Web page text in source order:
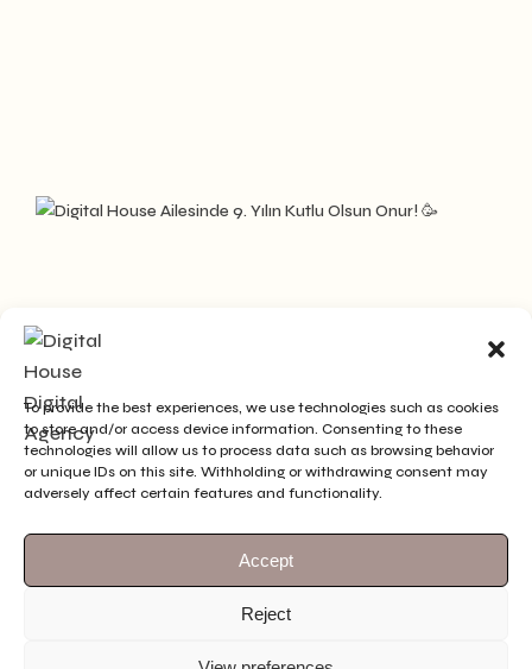
To provide the best experiences, we use technologies such as cookies
to store and/or access device information. Consenting to these
technologies will allow us to process data such as browsing behavior
or unique IDs on this site. Withholding or withdrawing consent may
adversely affect certain features and functionality.
Accept
Reject